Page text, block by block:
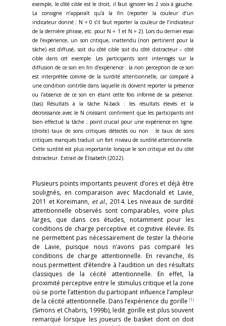
exemple, le côté cible est le droit, il faut ignorer les 2 voix à gauche.
La consigne n’apparaît qu’à la fin (reporter la couleur d’un
indicateur donné ; N = 0 s’il faut reporter la couleur de l’indicateur
de la dernière phrase, etc. pour N = 1 et N = 2). Lors du dernier essai
de l’expérience, un son critique, inattendu (non pertinent pour la
tâche) est diffusé, soit du côté cible soit du côté distracteur – côté
cible dans cet exemple. Les participants sont interrogés sur la
diffusion de ce son en fin d’expérience : la non perception de ce son
est interprétée comme de la surdité attentionnelle, car comparé à
une condition contrôle dans laquelle ils doivent reporter la présence
ou l’absence de ce son en étant cette fois informé de sa présence.
(bas) Résultats à la tâche N-back : les résultats élevés et la
décroissance avec le N croissant confirment que les participants ont
bien effectué la tâche ; point crucial pour une expérience en ligne.
(droite) taux de sons critiques détectés ou non : le taux de sons
critiques manqués traduit un fort niveau de surdité attentionnelle.
Cette surdité est plus importante lorsque le son critique est du côté
distracteur. Extrait de Élisabeth (2022).
Plusieurs points importants peuvent d’ores et déjà être
soulignés, en comparaison avec Macdonald et Lavie,
2011 et Koreimann, et al., 2014. Les niveaux de surdité
attentionnelle observés sont comparables, voire plus
larges, que dans ces études, notamment pour les
conditions de charge perceptive et cognitive élevée. Ils
ne permettent pas nécessairement de tester la théorie
de Lavie, puisque nous n’avons pas comparé les
conditions de charge attentionnelle. En revanche, ils
nous permettent d’étendre à l’audition un des résultats
classiques de la cécité attentionnelle. En effet, la
proximité perceptive entre le stimulus critique et la zone
où se porte l’attention du participant influence l’ampleur
de la cécité attentionnelle. Dans l’expérience du gorille (1)
(Simons et Chabris, 1999b), ledit gorille est plus souvent
remarqué lorsque les joueurs de basket dont on doit